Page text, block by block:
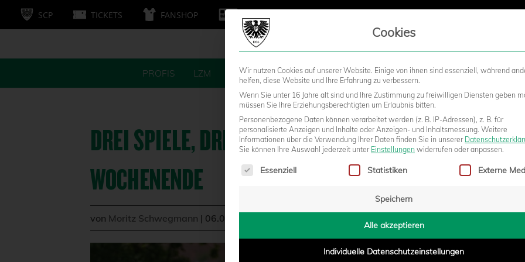
SCP TICKETS FANSHOP
PROFIS LZM FANS STADION BUSINESS KIDS
DREI SPIELE, DREI SIEGE – DAS YOUNGSTARS-
WOCHENENDE
von Moritz Schwegmann | 06.09.2021 - 12:36
Cookies
Wir nutzen Cookies auf unserer Website. Einige von ihnen sind essenziell, während
helfen, diese Website und Ihre Erfahrung zu verbessern.
Wenn Sie unter 16 Jahre alt sind und Ihre Zustimmung zu freiwilligen Diensten geben
müssen Sie Ihre Erziehungsberechtigten um Erlaubnis bitten.
Personenbezogene Daten können verarbeitet werden (z. B. IP-Adressen), z. B. für
personalisierte Anzeigen und Inhalte oder Anzeigen- und Inhaltsmessung. Weitere
Informationen über die Verwendung Ihrer Daten finden Sie in unserer
Sie können Ihre Auswahl jederzeit unter Einstellungen widerrufen oder anpassen.
Es folgt eine Liste der Service-Gruppen, für die eine Einwilligung erteilt
Essenziell Statistiken Externe
Speichern
Alle akzeptieren
Individuelle Datenschutzeinstellungen